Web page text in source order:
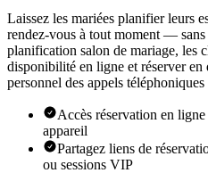
Laissez les mariées planifier leurs
rendez-vous à tout moment —
planification salon de mariage, les
disponibilité en ligne et réserver en
personnel des appels
Accès réservation en
appareil
Partagez liens de
ou sessions VIP